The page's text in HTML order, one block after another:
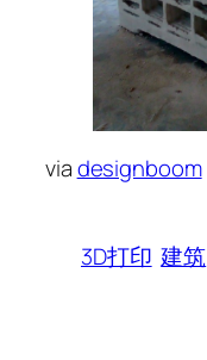
viadesignboom
3D打印 建筑